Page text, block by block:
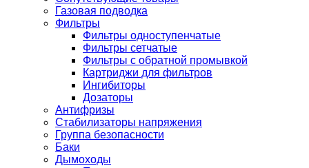
Газовая подводка
Фильтры
Фильтры одноступенчатые
Фильтры сетчатые
Фильтры с обратной промывкой
Картриджи для фильтров
Ингибиторы
Дозаторы
Антифризы
Стабилизаторы напряжения
Группа безопасности
Баки
Дымоходы